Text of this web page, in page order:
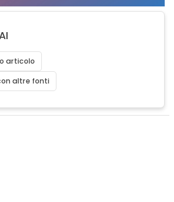
articolo
altre fonti